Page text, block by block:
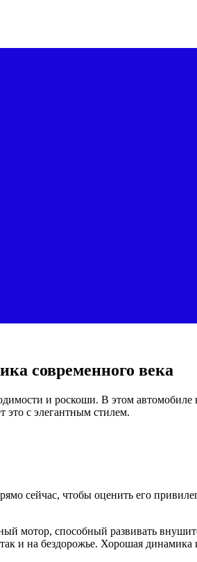
современного века
и роскоши. В этом
это с элегантным стилем.
сейчас, чтобы оценить его
мотор, способный развивать
и на бездорожье. Хорошая